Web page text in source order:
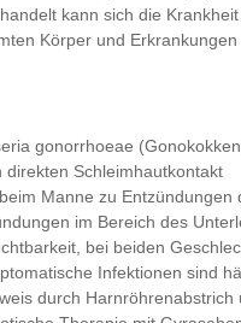
kann sich die
Körper und
gonorrhoeae
direkten Schleimhautkontakt
Manne zu
im Bereich des
bei beiden
Infektionen sind
durch